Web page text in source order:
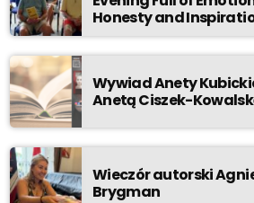
Honesty and
Wywiad Anety
Anetą Ciszek-
Wieczór autorski
Brygman